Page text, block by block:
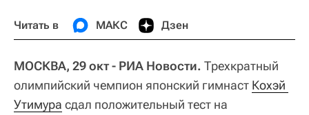
Читать в МАКС Дзен
МОСКВА, 29 окт - РИА Новости. Трехкратный
олимпийский чемпион японский гимнаст Кохэй
Утимура сдал положительный тест на